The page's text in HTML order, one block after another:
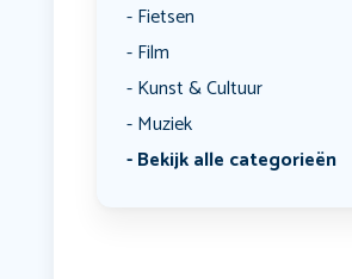
Fietsen
Film
Kunst & Cultuur
Muziek
Bekijk alle categorieën